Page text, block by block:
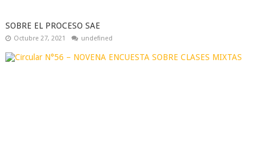
SOBRE EL PROCESO SAE
Octubre 27, 2021 undefined